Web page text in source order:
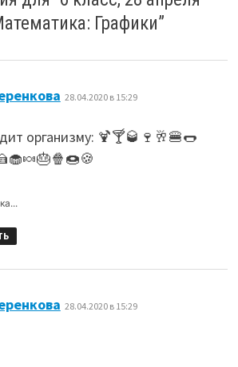
Графики”
28.04.2020 в 15:29
организму: 🍹🍸🥃🍷🥂🍔🌭
28.04.2020 в 15:29